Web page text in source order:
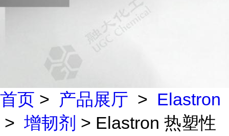
首页 > 产品展厅 > Elastron
> 增韧剂 > Elastron 热塑性